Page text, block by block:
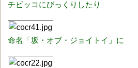
チビッコにびっくりしたり
命名「坂・オブ・ジョイトイ」に